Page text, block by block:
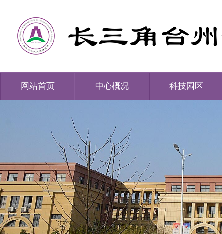
网站首页 中心概况 科技园区